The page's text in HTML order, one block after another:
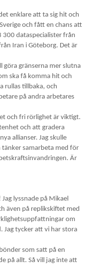
enklare att ta sig hit och
och fått en chans att
300 dataspecialister från
Iran i Göteborg. Det är
göra gränserna mer slutna
ska få komma hit och
rullas tillbaka, och
på andra arbetares
och fri rörlighet är viktigt.
och att gradera
allianser. Jag skulle
samarbeta med för
Är
lyssnade på Mikael
även på replikskiftet med
om
Jag tycker att vi har stora
som satt på en
på allt. Så vill jag inte att